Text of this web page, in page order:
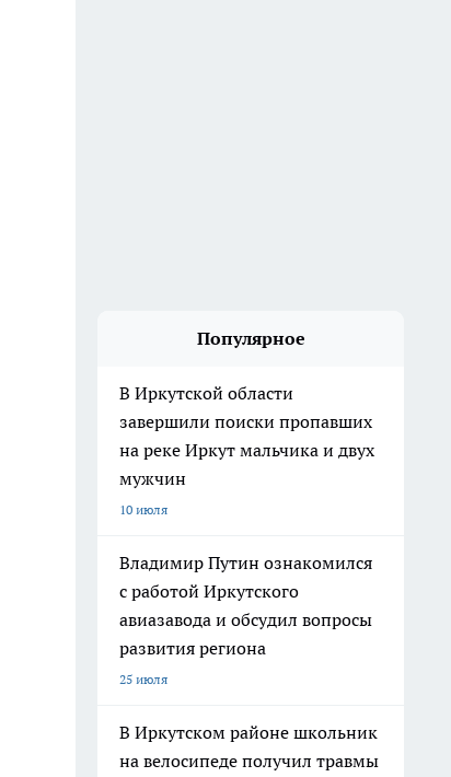
Популярное
В Иркутской области
завершили поиски пропавших
на реке Иркут мальчика и двух
мужчин
10 июля
Владимир Путин ознакомился
с работой Иркутского
авиазавода и обсудил вопросы
развития региона
25 июля
В Иркутском районе школьник
на велосипеде получил травмы